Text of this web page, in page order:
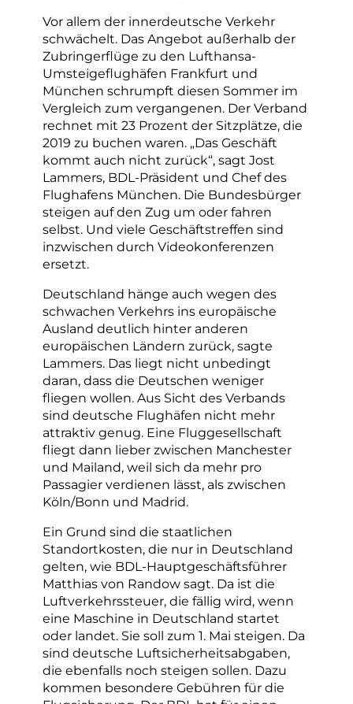
Vor allem der innerdeutsche Verkehr
schwächelt. Das Angebot außerhalb der
Zubringerflüge zu den Lufthansa-
Umsteigeflughäfen Frankfurt und
München schrumpft diesen Sommer im
Vergleich zum vergangenen. Der Verband
rechnet mit 23 Prozent der Sitzplätze, die
2019 zu buchen waren. „Das Geschäft
kommt auch nicht zurück“, sagt Jost
Lammers, BDL-Präsident und Chef des
Flughafens München. Die Bundesbürger
steigen auf den Zug um oder fahren
selbst. Und viele Geschäftstreffen sind
inzwischen durch Videokonferenzen
ersetzt.
Deutschland hänge auch wegen des
schwachen Verkehrs ins europäische
Ausland deutlich hinter anderen
europäischen Ländern zurück, sagte
Lammers. Das liegt nicht unbedingt
daran, dass die Deutschen weniger
fliegen wollen. Aus Sicht des Verbands
sind deutsche Flughäfen nicht mehr
attraktiv genug. Eine Fluggesellschaft
fliegt dann lieber zwischen Manchester
und Mailand, weil sich da mehr pro
Passagier verdienen lässt, als zwischen
Köln/Bonn und Madrid.
Ein Grund sind die staatlichen
Standortkosten, die nur in Deutschland
gelten, wie BDL-Hauptgeschäftsführer
Matthias von Randow sagt. Da ist die
Luftverkehrssteuer, die fällig wird, wenn
eine Maschine in Deutschland startet
oder landet. Sie soll zum 1. Mai steigen. Da
sind deutsche Luftsicherheitsabgaben,
die ebenfalls noch steigen sollen. Dazu
kommen besondere Gebühren für die